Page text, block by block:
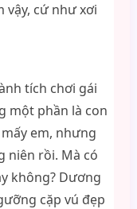
vậy, cứ như xơi
tích chơi gái
một phần là con
em, nhưng
niên rồi. Mà có
không? Dương
cặp vú đẹp